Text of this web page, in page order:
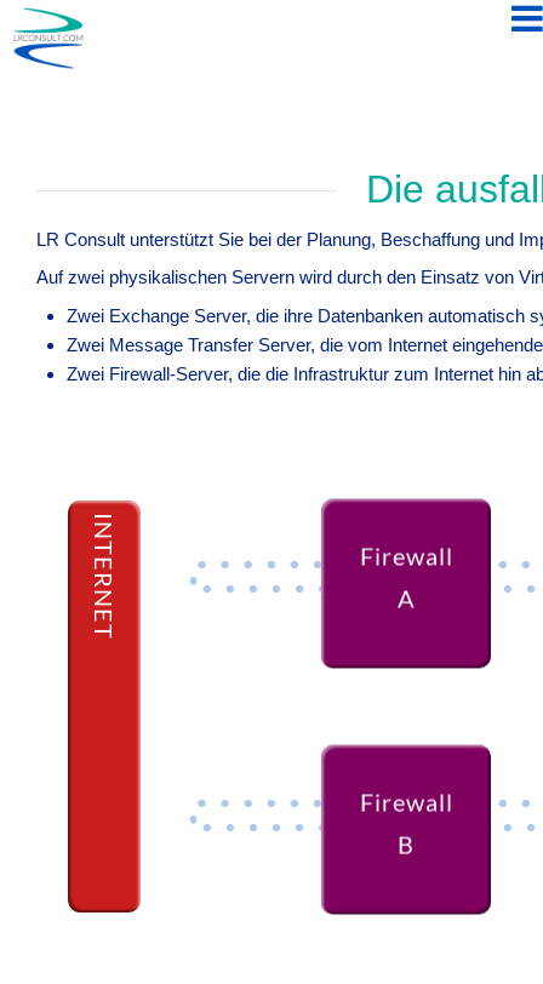
LR
Die
LR Consult unterstützt Sie bei der Planung, Beschaffung und
Auf zwei physikalischen Servern wird durch den Einsatz von
Zwei Exchange Server, die ihre Datenbanken automatisch
Zwei Message Transfer Server, die vom Internet
Zwei Firewall-Server, die die Infrastruktur zum Internet hin
Firewall
A
Firewall